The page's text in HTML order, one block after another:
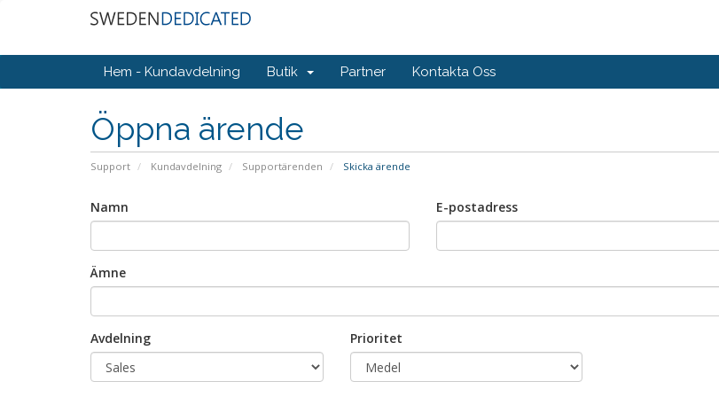
Hem - Kundavdelning Butik Partner Kontakta Oss
Öppna ärende
Support Kundavdelning Supportärenden Skicka ärende
Namn E-postadress
Ämne
Avdelning Prioritet